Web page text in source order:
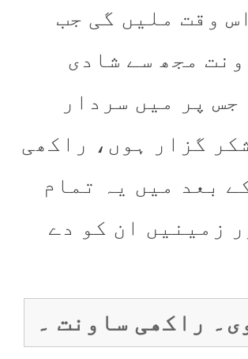
وقت ملیں گی جب
مجھ سے شادی
جس پر میں سردار
گزار ہوں، راکھی
بعد میں یہ تمام
زمینیں ان کو دے
راکھی ساونت ۔